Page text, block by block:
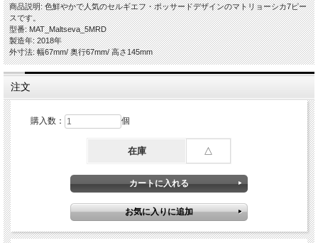
商品説明: 色鮮やかで人気のセルギエフ・ポッサードデザインのマトリョーシカ7ピー
スです。
型番: MAT_Maltseva_5MRD
製造年: 2018年
外寸法: 幅67mm/ 奥行67mm/ 高さ145mm
注文
購入数： 個
在庫 △